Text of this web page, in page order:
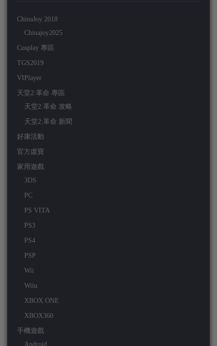
ChinaJoy 2018
Chinajoy2025
Cosplay 專區
TGS2019
VIPlayer
天堂2:革命 專區
天堂2:革命 攻略
天堂2:革命 新聞
好康活動
官方虛寶
家用遊戲
3DS
PC
PS VITA
PS3
PS4
PSP
Wii
Wiiu
XBOX ONE
XBOX360
手機遊戲
Android